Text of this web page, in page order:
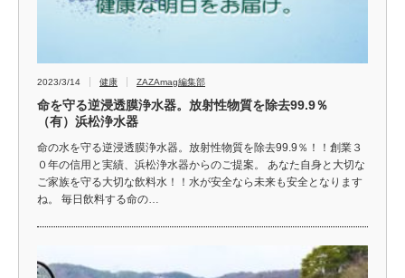
2023/3/14 健康 ZAZAmag編集部
命を守る逆浸透膜浄水器。放射性物質を除去99.9％
（有）浜松浄水器
命の水を守る逆浸透膜浄水器。放射性物質を除去99.9％！！創業３
０年の信用と実績、浜松浄水器からのご提案。 あなた自身と大切な
ご家族を守る大切な飲料水！！水が安全なら未来も安全となります
ね。 毎日飲料する命の…